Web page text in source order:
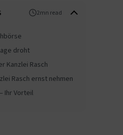
2mn read
droht
Kanzlei Rasch
Rasch ernst nehmen
Ihr Vorteil